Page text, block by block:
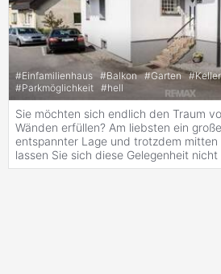
#Einfamilienhaus #Balkon #Garten #Keller
#Parkmöglichkeit #hell
Sie möchten sich endlich den Traum
Wänden erfüllen? Am liebsten ein
entspannter Lage und trotzdem mitten
lassen Sie sich diese Gelegenheit